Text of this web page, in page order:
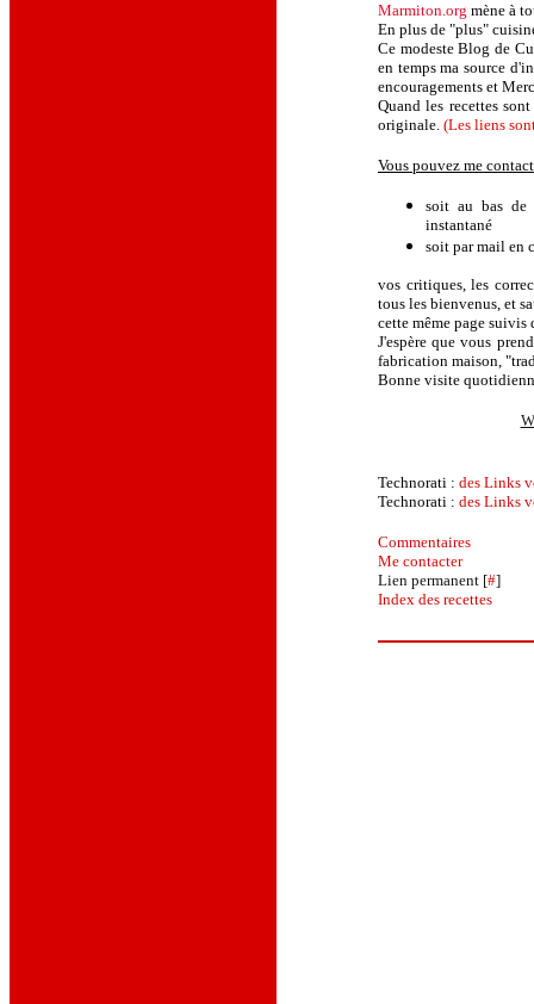
Marmiton.org mène à
En plus de "plus"
Ce modeste Blog de
en temps ma source
encouragements et
Quand les recettes
originale. (Les liens
Vous pouvez me
soit au bas
instantané
soit par mail en
vos critiques, les
tous les bienvenus, et
cette même page suivis
J'espère que vous
fabrication maison,
Bonne visite
Technorati : des Links
Technorati : des Links
Commentaires
Me contacter
Lien permanent [#]
Index des recettes